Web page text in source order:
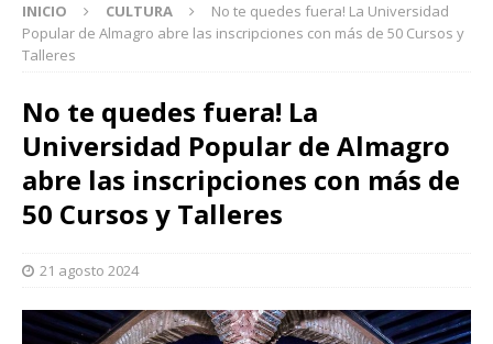
INICIO CULTURA
No te quedes fuera! La Universidad
Popular de Almagro abre las inscripciones con más de 50 Cursos y
Talleres
No te quedes fuera! La
Universidad Popular de Almagro
abre las inscripciones con más de
50 Cursos y Talleres
21 agosto 2024